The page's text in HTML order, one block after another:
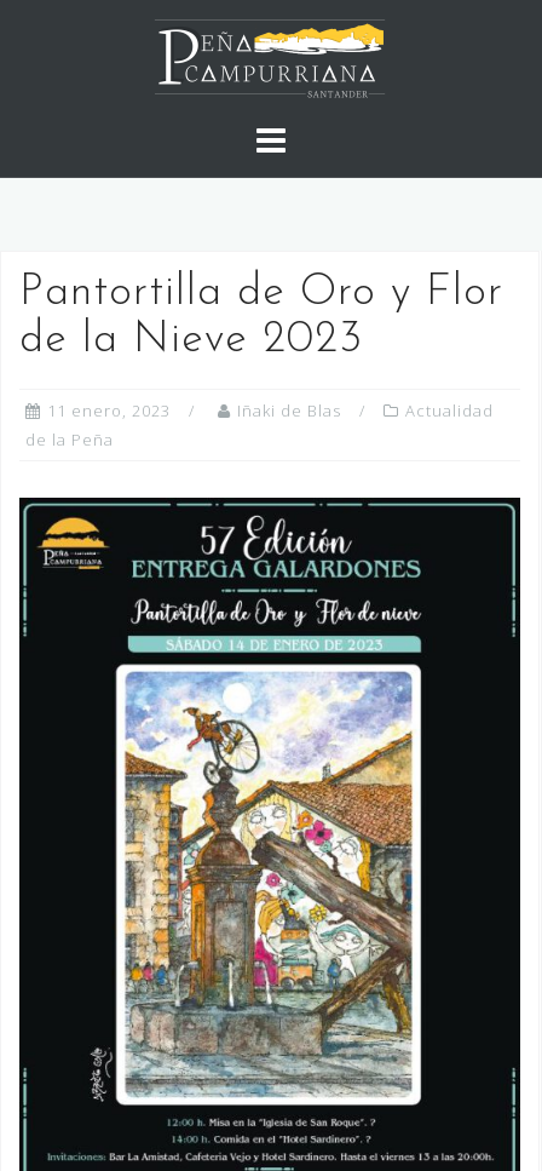
Pantortilla de Oro y Flor
de la Nieve 2023
11 enero, 2023 Iñaki de Blas
Actualidad
de la Peña